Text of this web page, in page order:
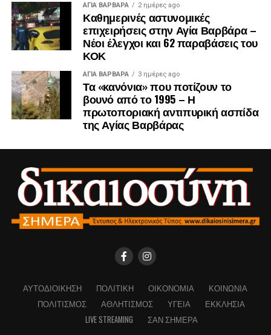
ΑΓΙΑ ΒΑΡΒΑΡΑ 2 ημέρες ago
Καθημερινές αστυνομικές
επιχειρήσεις στην Αγία Βαρβάρα –
Νέοι έλεγχοι και 62 παραβάσεις του
ΚΟΚ
ΑΓΙΑ ΒΑΡΒΑΡΑ 3 ημέρες ago
Τα «κανόνια» που ποτίζουν το
βουνό από το 1995 – Η
πρωτοποριακή αντιπυρική ασπίδα
της Αγίας Βαρβάρας
ΑΥΤΟΔΙΟΊΚΗΣΗ ΠΟΛΙΤΙΚΉ ΟΙΚΟΝΟΜΊΑ
ΚΟΙΝΩΝΊΑ
ΠΟΛΙΤΙΣΜΌΣ
ΑΘΛΗΤΙΣΜΌΣ ΥΓΕΊΑ
ΕΚΚΛΗΣΊΑ
LIVE STREAMING
ΣΑΝ ΣΉΜΕΡΑ